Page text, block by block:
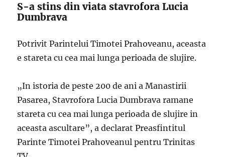
S-a stins din viata stavrofora Lucia
Dumbrava
Potrivit Parintelui Timotei Prahoveanu, aceasta
e stareta cu cea mai lunga perioada de slujire.
„In istoria de peste 200 de ani a Manastirii
Pasarea, Stavrofora Lucia Dumbrava ramane
stareta cu cea mai lunga perioada de slujire in
aceasta ascultare”, a declarat Preasfintitul
Parinte Timotei Prahoveanul pentru Trinitas